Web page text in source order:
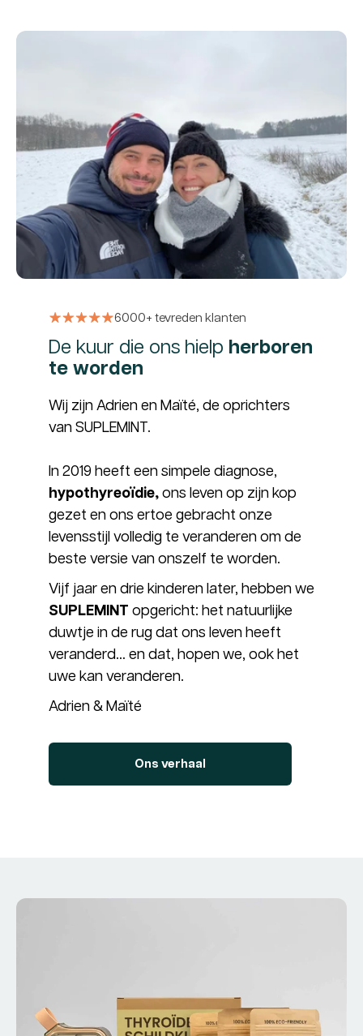
6000+ tevreden klanten
De kuur die ons hielp herboren
te worden
Wij zijn Adrien en Maïté, de oprichters
van SUPLEMINT.
In 2019 heeft een simpele diagnose,
hypothyreoïdie, ons leven op zijn kop
gezet en ons ertoe gebracht onze
levensstijl volledig te veranderen om de
beste versie van onszelf te worden.
Vijf jaar en drie kinderen later, hebben we
SUPLEMINT opgericht: het natuurlijke
duwtje in de rug dat ons leven heeft
veranderd… en dat, hopen we, ook het
uwe kan veranderen.
Adrien & Maïté
Ons verhaal